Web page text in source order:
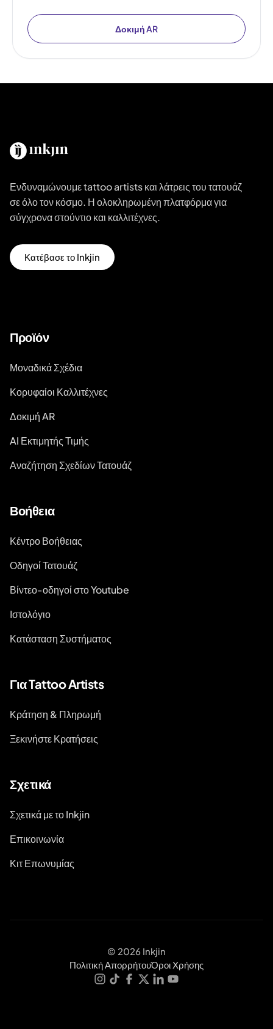
Δοκιμή AR
Ενδυναμώνουμε tattoo artists και λάτρεις του τατουάζ
σε όλο τον κόσμο. Η ολοκληρωμένη πλατφόρμα για
σύγχρονα στούντιο και καλλιτέχνες.
Κατέβασε το Inkjin
Προϊόν
Μοναδικά Σχέδια
Κορυφαίοι Καλλιτέχνες
Δοκιμή AR
AI Εκτιμητής Τιμής
Αναζήτηση Σχεδίων Τατουάζ
Βοήθεια
Κέντρο Βοήθειας
Οδηγοί Τατουάζ
Βίντεο-οδηγοί στο Youtube
Ιστολόγιο
Κατάσταση Συστήματος
Για Tattoo Artists
Κράτηση & Πληρωμή
Ξεκινήστε Κρατήσεις
Σχετικά
Σχετικά με το Inkjin
Επικοινωνία
Κιτ Επωνυμίας
© 2026 Inkjin
Πολιτική ΑπορρήτουΌροι Χρήσης